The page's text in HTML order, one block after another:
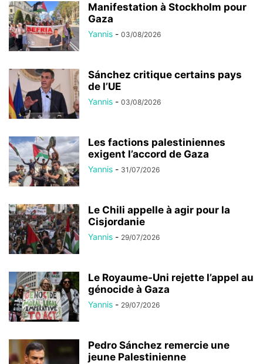
Manifestation à Stockholm pour
Gaza
Yannis - 03/08/2026
Sánchez critique certains pays
de l’UE
Yannis - 03/08/2026
Les factions palestiniennes
exigent l’accord de Gaza
Yannis - 31/07/2026
Le Chili appelle à agir pour la
Cisjordanie
Yannis - 29/07/2026
Le Royaume-Uni rejette l’appel au
génocide à Gaza
Yannis - 29/07/2026
Pedro Sánchez remercie une
jeune Palestinienne